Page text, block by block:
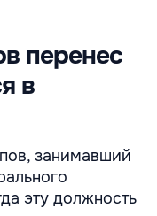
перенес
в
занимавший
эту должность